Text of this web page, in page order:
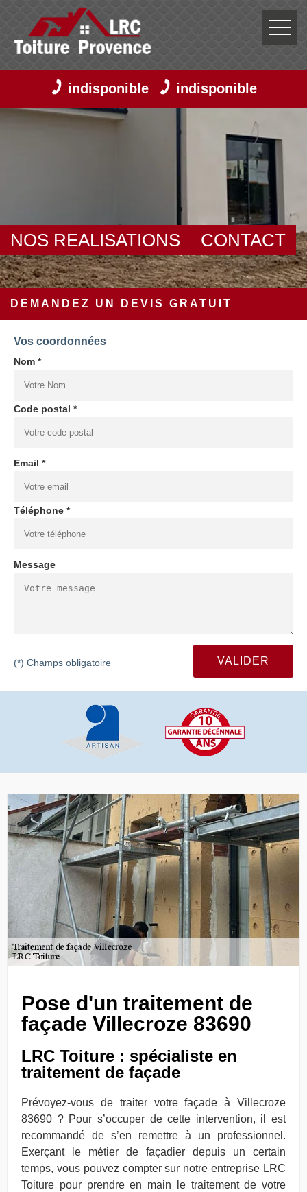
indisponible indisponible
NOS REALISATIONS CONTACT
DEMANDEZ UN DEVIS GRATUIT
Vos coordonnées
Nom *
Code postal *
Email *
Téléphone *
Message
(*) Champs obligatoire
Pose d'un traitement de
façade Villecroze 83690
LRC Toiture : spécialiste en
traitement de façade
Prévoyez-vous de traiter votre façade à Villecroze
83690 ? Pour s’occuper de cette intervention, il est
recommandé de s’en remettre à un professionnel.
Exerçant le métier de façadier depuis un certain
temps, vous pouvez compter sur notre entreprise LRC
Toiture pour prendre en main le traitement de votre